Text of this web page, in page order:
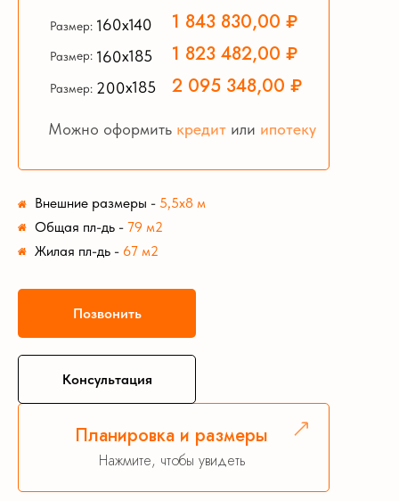
Можно оформить кредит или ипотеку
Консультация
Позвонить
2 095 348,00 ₽
200х185
Размер:
1 823 482,00 ₽
160х185
Размер:
1 843 830,00 ₽
160х140
Размер:
Внешние размеры - 5,5х8 м
Общая пл-дь - 79 м2
Жилая пл-дь - 67 м2
Планировка и размеры
Нажмите, чтобы увидеть